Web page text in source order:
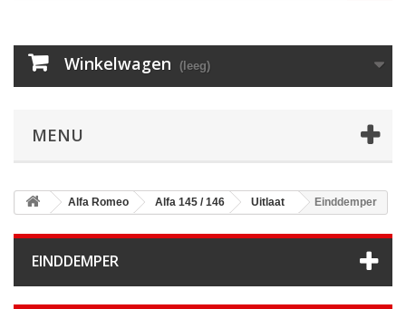
Winkelwagen (leeg)
MENU
Alfa Romeo Alfa 145 / 146 Uitlaat Einddemper
EINDDEMPER